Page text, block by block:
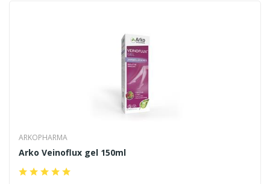
ARKOPHARMA
Arko Veinoflux gel 150ml